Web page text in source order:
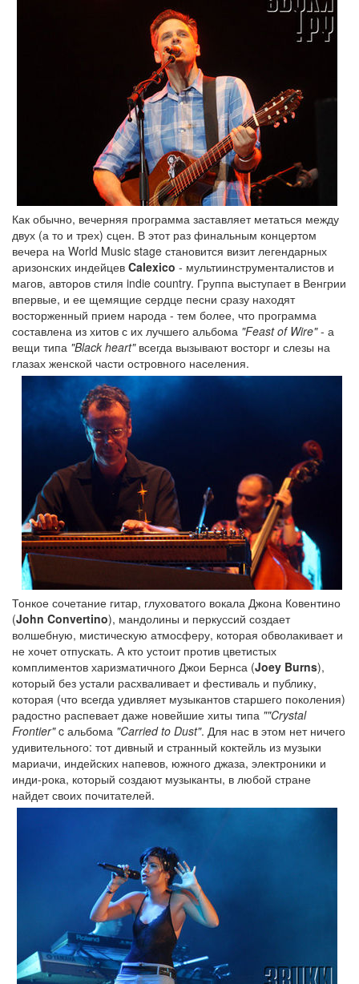
Как обычно, вечерняя программа заставляет метаться между
двух (а то и трех) сцен. В этот раз финальным концертом
вечера на World Music stage становится визит легендарных
аризонских индейцев Calexico - мультиинструменталистов и
магов, авторов стиля indie country. Группа выступает в Венгрии
впервые, и ее щемящие сердце песни сразу находят
восторженный прием народа - тем более, что программа
составлена из хитов с их лучшего альбома "Feast of Wire"- а
вещи типа "Black heart"всегда вызывают восторг и слезы на
глазах женской части островного населения.
Тонкое сочетание гитар, глуховатого вокала Джона Ковентино
(John Convertino), мандолины и перкуссий создает
волшебную, мистическую атмосферу, которая обволакивает и
не хочет отпускать. А кто устоит против цветистых
комплиментов харизматичного Джои Бернса (Joey Burns),
который без устали расхваливает и фестиваль и публику,
которая (что всегда удивляет музыкантов старшего поколения)
радостно распевает даже новейшие хиты типа ""Crystal
Frontier"c альбома "Carried to Dust". Для нас в этом нет ничего
удивительного: тот дивный и странный коктейль из музыки
мариачи, индейских напевов, южного джаза, электроники и
инди-рока, который создают музыканты, в любой стране
найдет своих почитателей.